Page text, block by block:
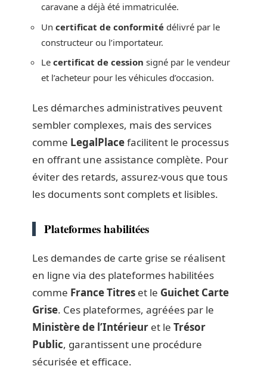
caravane a déjà été immatriculée.
Un certificat de conformité délivré par le
constructeur ou l’importateur.
Le certificat de cession signé par le vendeur
et l’acheteur pour les véhicules d’occasion.
Les démarches administratives peuvent
sembler complexes, mais des services
comme LegalPlacefacilitent le processus
en offrant une assistance complète. Pour
éviter des retards, assurez-vous que tous
les documents sont complets et lisibles.
Plateformes habilitées
Les demandes de carte grise se réalisent
en ligne via des plateformes habilitées
comme France Titres et le Guichet Carte
Grise. Ces plateformes, agréées par le
Ministère de l’Intérieur et le Trésor
Public, garantissent une procédure
sécurisée et efficace.